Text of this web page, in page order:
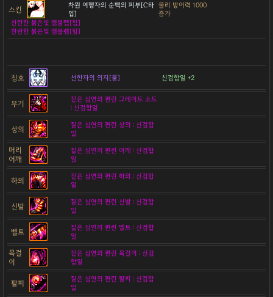
스킨
차원 여행자의 순백의 피부[C타
입]
물리 방어력 1000
증가
찬란한 붉은빛 엠블렘[힘]
찬란한 붉은빛 엠블렘[힘]
칭호 선한자의 의지[물] 신검합일 +2
무기
짙은 심연의 편린 그레이트 소드
: 신검합일
상의
짙은 심연의 편린 상의 : 신검합
일
머리
어깨
짙은 심연의 편린 어깨 : 신검합
일
하의
짙은 심연의 편린 하의 : 신검합
일
신발
짙은 심연의 편린 신발 : 신검합
일
벨트
짙은 심연의 편린 벨트 : 신검합
일
목걸
이
짙은 심연의 편린 목걸이 : 신검
합일
팔찌
짙은 심연의 편린 팔찌 : 신검합
일